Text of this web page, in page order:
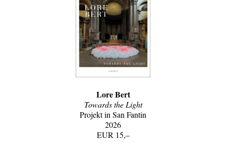
Lore Bert
Towards the Light
Projekt in San Fantin
2026
EUR 15,–